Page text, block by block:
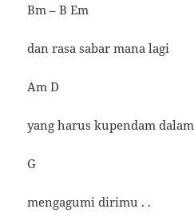
Bm – B Em
dan rasa sabar mana lagi
Am D
yang harus kupendam dalam
G
mengagumi dirimu . .